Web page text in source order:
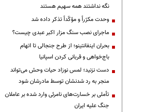
نگه نداشتند همه سهیم هستند
وحدت مکرّراً و مؤکّداً تذکر داده شد
ماجرای نصب سنگ مزار اکبر عبدی چیست؟
بحران اینفانتینو؛ از طرح جنجالی تا اتهام
باج‌خواهی و قربانی کردن اسپانیا
دست نزنید؛ لمس نوزاد حیات وحش می‌تواند
منجر به رد شدنشان توسط مادرشان شود
تأملی بر خسارت‌های نامرئی وارد شده بر عاملان
جنگ علیه ایران